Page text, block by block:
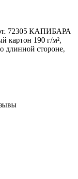
72305 КАПИБАРА
190 г/м²,
длинной стороне,